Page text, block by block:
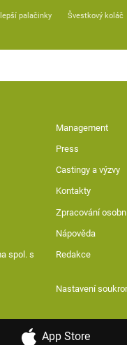
palačinky Švestkový koláč
Management
Press
Castingy a výzvy
Kontakty
Zpracování
Nápověda
spol. s
Redakce
Nastavení
App Store